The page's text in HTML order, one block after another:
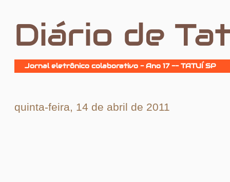
Diário de
Jornal eletrônico colaborativo - Ano 17 -- TATUÍ SP
quinta-feira, 14 de abril de 2011